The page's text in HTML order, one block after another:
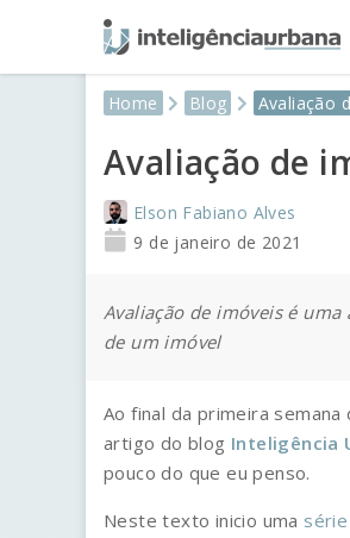
Home Blog Avaliação
Avaliação de
Elson Fabiano Alves
9 de janeiro de 2021
Avaliação de imóveis é
de um imóvel
Ao final da primeira
artigo do blog Inteligência
pouco do que eu penso.
Neste texto inicio uma